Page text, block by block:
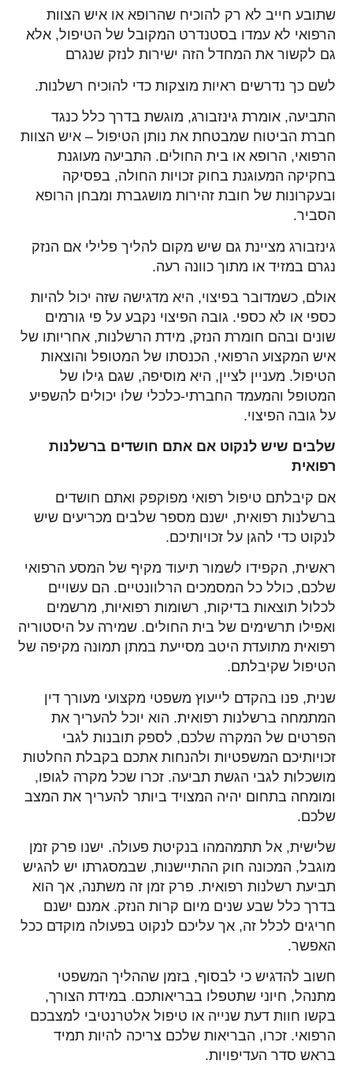
שתובע חייב לא רק להוכיח שהרופא או איש הצוות
הרפואי לא עמדו בסטנדרט המקובל של הטיפול, אלא
גם לקשור את המחדל הזה ישירות לנזק שנגרם
לשם כך נדרשים ראיות מוצקות כדי להוכיח רשלנות.
התביעה, אומרת גינזבורג, מוגשת בדרך כלל כנגד
חברת הביטוח שמבטחת את נותן הטיפול – איש הצוות
הרפואי, הרופא או בית החולים. התביעה מעוגנת
בחקיקה המעוגנת בחוק זכויות החולה, בפסיקה
ובעקרונות של חובת זהירות מושגברת ומבחן הרופא
הסביר.
גינזבורג מציינת גם שיש מקום להליך פלילי אם הנזק
נגרם במזיד או מתוך כוונה רעה.
אולם, כשמדובר בפיצוי, היא מדגישה שזה יכול להיות
כספי או לא כספי. גובה הפיצוי נקבע על פי גורמים
שונים ובהם חומרת הנזק, מידת הרשלנות, אחריותו של
איש המקצוע הרפואי, הכנסתו של המטופל והוצאות
הטיפול. מעניין לציין, היא מוסיפה, שגם גילו של
המטופל והמעמד החברתי-כלכלי שלו יכולים להשפיע
על גובה הפיצוי.
שלבים שיש לנקוט אם אתם חושדים ברשלנות
רפואית
אם קיבלתם טיפול רפואי מפוקפק ואתם חושדים
ברשלנות רפואית, ישנם מספר שלבים מכריעים שיש
לנקוט כדי להגן על זכויותיכם.
ראשית, הקפידו לשמור תיעוד מקיף של המסע הרפואי
שלכם, כולל כל המסמכים הרלוונטיים. הם עשויים
לכלול תוצאות בדיקות, רשומות רפואיות, מרשמים
ואפילו תרשימים של בית החולים. שמירה על היסטוריה
רפואית מתועדת היטב מסייעת במתן תמונה מקיפה של
הטיפול שקיבלתם.
שנית, פנו בהקדם לייעוץ משפטי מקצועי מעורך דין
המתמחה ברשלנות רפואית. הוא יוכל להעריך את
הפרטים של המקרה שלכם, לספק תובנות לגבי
זכויותיכם המשפטיות ולהנחות אתכם בקבלת החלטות
מושכלות לגבי הגשת תביעה. זכרו שכל מקרה לגופו,
ומומחה בתחום יהיה המצויד ביותר להעריך את המצב
שלכם.
שלישית, אל תתמהמהו בנקיטת פעולה. ישנו פרק זמן
מוגבל, המכונה חוק ההתיישנות, שבמסגרתו יש להגיש
תביעת רשלנות רפואית. פרק זמן זה משתנה, אך הוא
בדרך כלל שבע שנים מיום קרות הנזק. אמנם ישנם
חריגים לכלל זה, אך עליכם לנקוט בפעולה מוקדם ככל
האפשר.
חשוב להדגיש כי לבסוף, בזמן שההליך המשפטי
מתנהל, חיוני שתטפלו בבריאותכם. במידת הצורך,
בקשו חוות דעת שנייה או טיפול אלטרנטיבי למצבכם
הרפואי. זכרו, הבריאות שלכם צריכה להיות תמיד
בראש סדר העדיפויות.